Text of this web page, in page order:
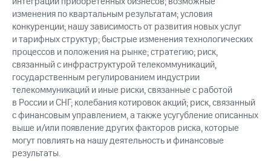
изменения по квартальным результатам; условия
конкуренции; нашу зависимость от развития новых услуг
и тарифных структур; быстрые изменения технологических
процессов и положения на рынке; стратегию; риск,
связанный с инфраструктурой телекоммуникаций,
государственным регулированием индустрии
телекоммуникаций и иные риски, связанные с работой
в России и СНГ; колебания котировок акций; риск, связанный
с финансовым управлением, а также усугубление описанных
выше и/или появление других факторов риска, которые
могут повлиять на нашу деятельность и финансовые
результаты.